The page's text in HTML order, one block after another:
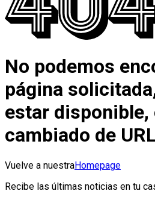
No podemos
página
estar disponible,
cambiado de
Vuelve a nuestraHomepage
Recibe las últimas noticias en tu